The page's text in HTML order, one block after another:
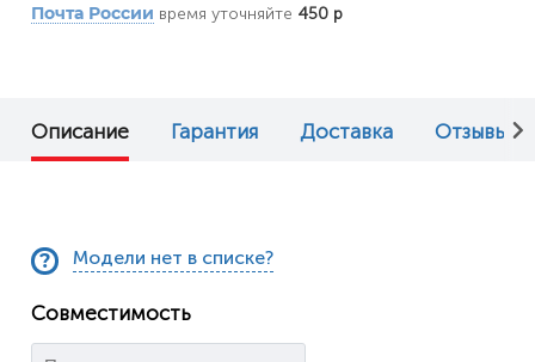
Почта России время уточняйте 450 р
Описание Гарантия Доставка Отзывы (0)
Модели нет в списке?
Совместимость